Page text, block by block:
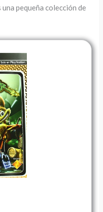
pequeña colección de